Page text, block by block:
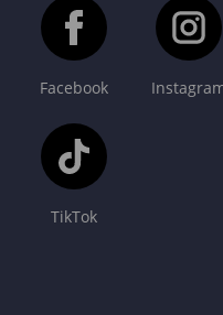
Facebook
TikTok